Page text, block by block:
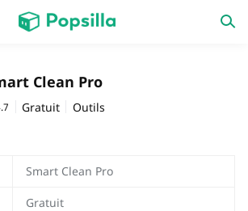
Clean Pro
Gratuit Outils
Smart Clean Pro
Gratuit